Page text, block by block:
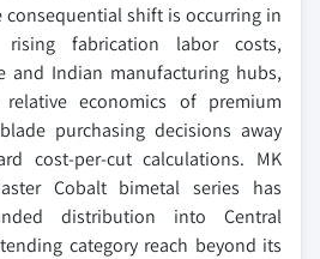
consequential shift is occurring in
rising fabrication labor costs,
and Indian manufacturing hubs,
economics of premium
purchasing decisions away
cost-per-cut calculations. MK
Cobalt bimetal series has
distribution into Central
category reach beyond its